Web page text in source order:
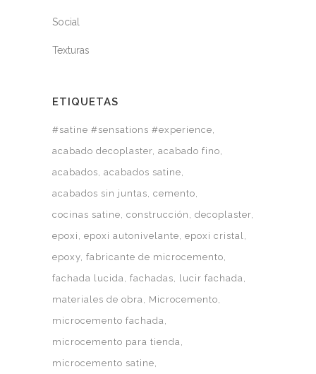
Social
Texturas
ETIQUETAS
#satine #sensations #experience
acabado decoplaster acabado fino
acabados acabados satine
acabados sin juntas cemento
cocinas satine construcción
decoplaster
epoxi
epoxi autonivelante epoxi cristal
epoxy fabricante de microcemento
fachada lucida
fachadas
lucir fachada
materiales de obra
Microcemento
microcemento fachada
microcemento para tienda
microcemento satine